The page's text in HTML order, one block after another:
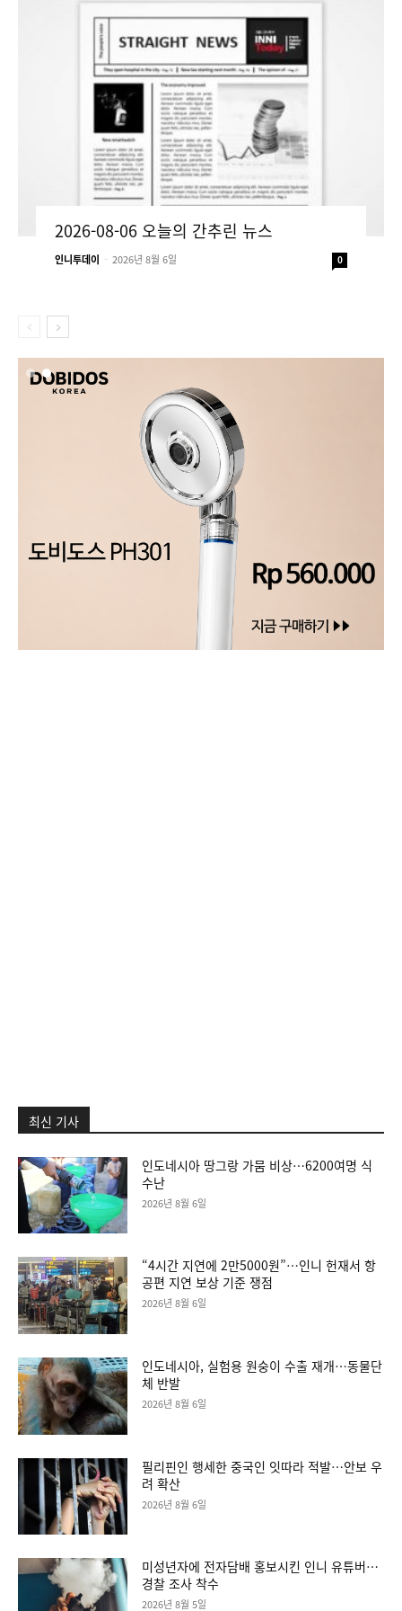
2026-08-06 오늘의 간추린 뉴스
인니투데이 - 2026년 8월 6일 0
최신 기사
인도네시아 땅그랑 가뭄 비상…6200여명 식
수난
2026년 8월 6일
“4시간 지연에 2만5000원”…인니 헌재서 항
공편 지연 보상 기준 쟁점
2026년 8월 6일
인도네시아, 실험용 원숭이 수출 재개…동물단
체 반발
2026년 8월 6일
필리핀인 행세한 중국인 잇따라 적발…안보 우
려 확산
2026년 8월 6일
미성년자에 전자담배 홍보시킨 인니 유튜버…
경찰 조사 착수
2026년 8월 5일